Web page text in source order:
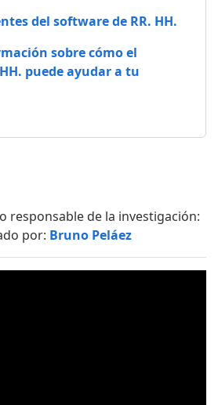
del software de RR. HH.
sobre cómo el
puede ayudar a tu
responsable de la investigación:
por: Bruno Peláez